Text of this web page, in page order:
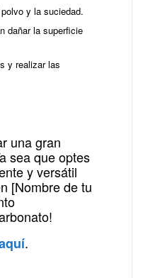
y la suciedad.
dañar la superficie
y realizar las
una gran
sea que optes
y versátil
[Nombre de tu
.